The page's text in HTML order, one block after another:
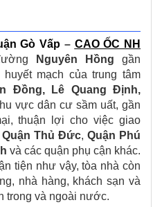
Gò Vấp – CAO ỐC NH
Nguyên Hồng gần
mạch của trung tâm
Đồng, Lê Quang Định,
vực dân cư sầm uất, gần
thuận lợi cho việc giao
Quận Thủ Đức, Quận Phú
và các quận phụ cận khác.
tiện như vậy, tòa nhà còn
nhà hàng, khách sạn và
trong và ngoài nước.